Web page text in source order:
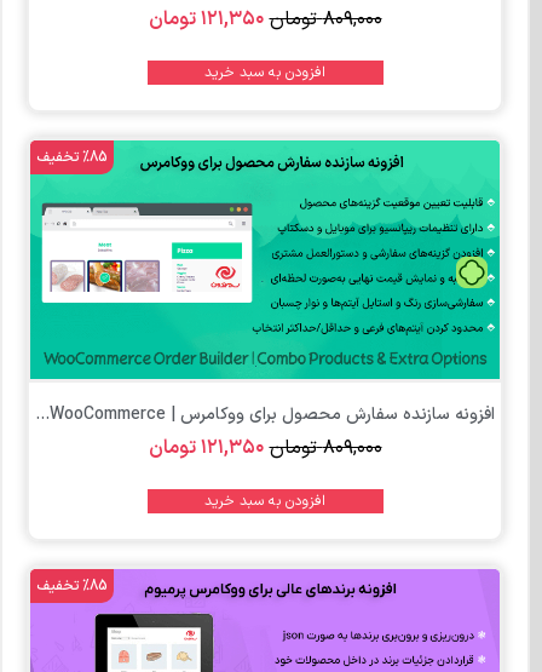
۸۰۹,۰۰۰ تومان۱۲۱,۳۵۰تومان
افزودن به سبد خرید
تومان
%85 تخفیف
افزونه سازنده سفارش محصول برای ووکامرس | WooCommerce...
۸۰۹,۰۰۰ تومان۱۲۱,۳۵۰تومان
افزودن به سبد خرید
%85 تخفیف